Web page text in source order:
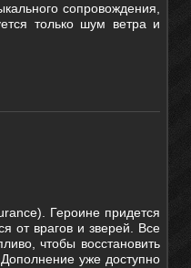
сопровождения,
только шум ветра и
Героине придется
от врагов и зверей. Все
чтобы восстановить
уже доступно